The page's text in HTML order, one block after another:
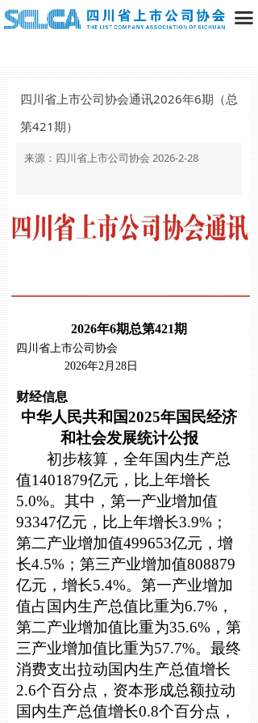
끀
四川省上市公司协会通讯2026年6期（总
第421期）
2026年6期总第421期
四川省上市公司协会
2026年2月28日
财经信息
中华人民共和国2025年国民经济
和社会发展统计公报
初步核算，全年国内生产总
值1401879亿元，比上年增长
5.0%。其中，第一产业增加值
93347亿元，比上年增长3.9%；
第二产业增加值499653亿元，增
长4.5%；第三产业增加值808879
亿元，增长5.4%。第一产业增加
值占国内生产总值比重为6.7%，
第二产业增加值比重为35.6%，第
三产业增加值比重为57.7%。最终
消费支出拉动国内生产总值增长
2.6个百分点，资本形成总额拉动
国内生产总值增长0.8个百分点，
来源：四川省上市公司协会 2026-2-28